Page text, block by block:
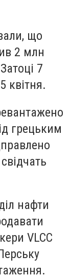
що
2 млн
7
квітня.
грецьким
нафти
VLCC